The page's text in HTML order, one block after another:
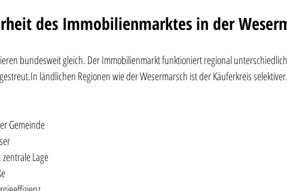
des Immobilienmarktes in der
bundesweit gleich. Der Immobilienmarkt funktioniert regional
ländlichen Regionen wie der Wesermarsch ist der Käuferkreis selektiver.
Gemeinde
Lage